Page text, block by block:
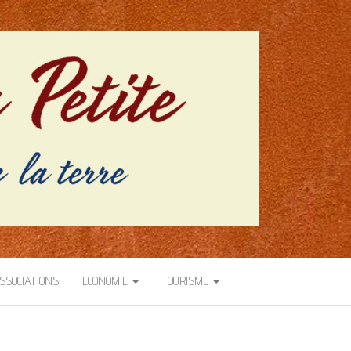
ECONOMIE TOURISME